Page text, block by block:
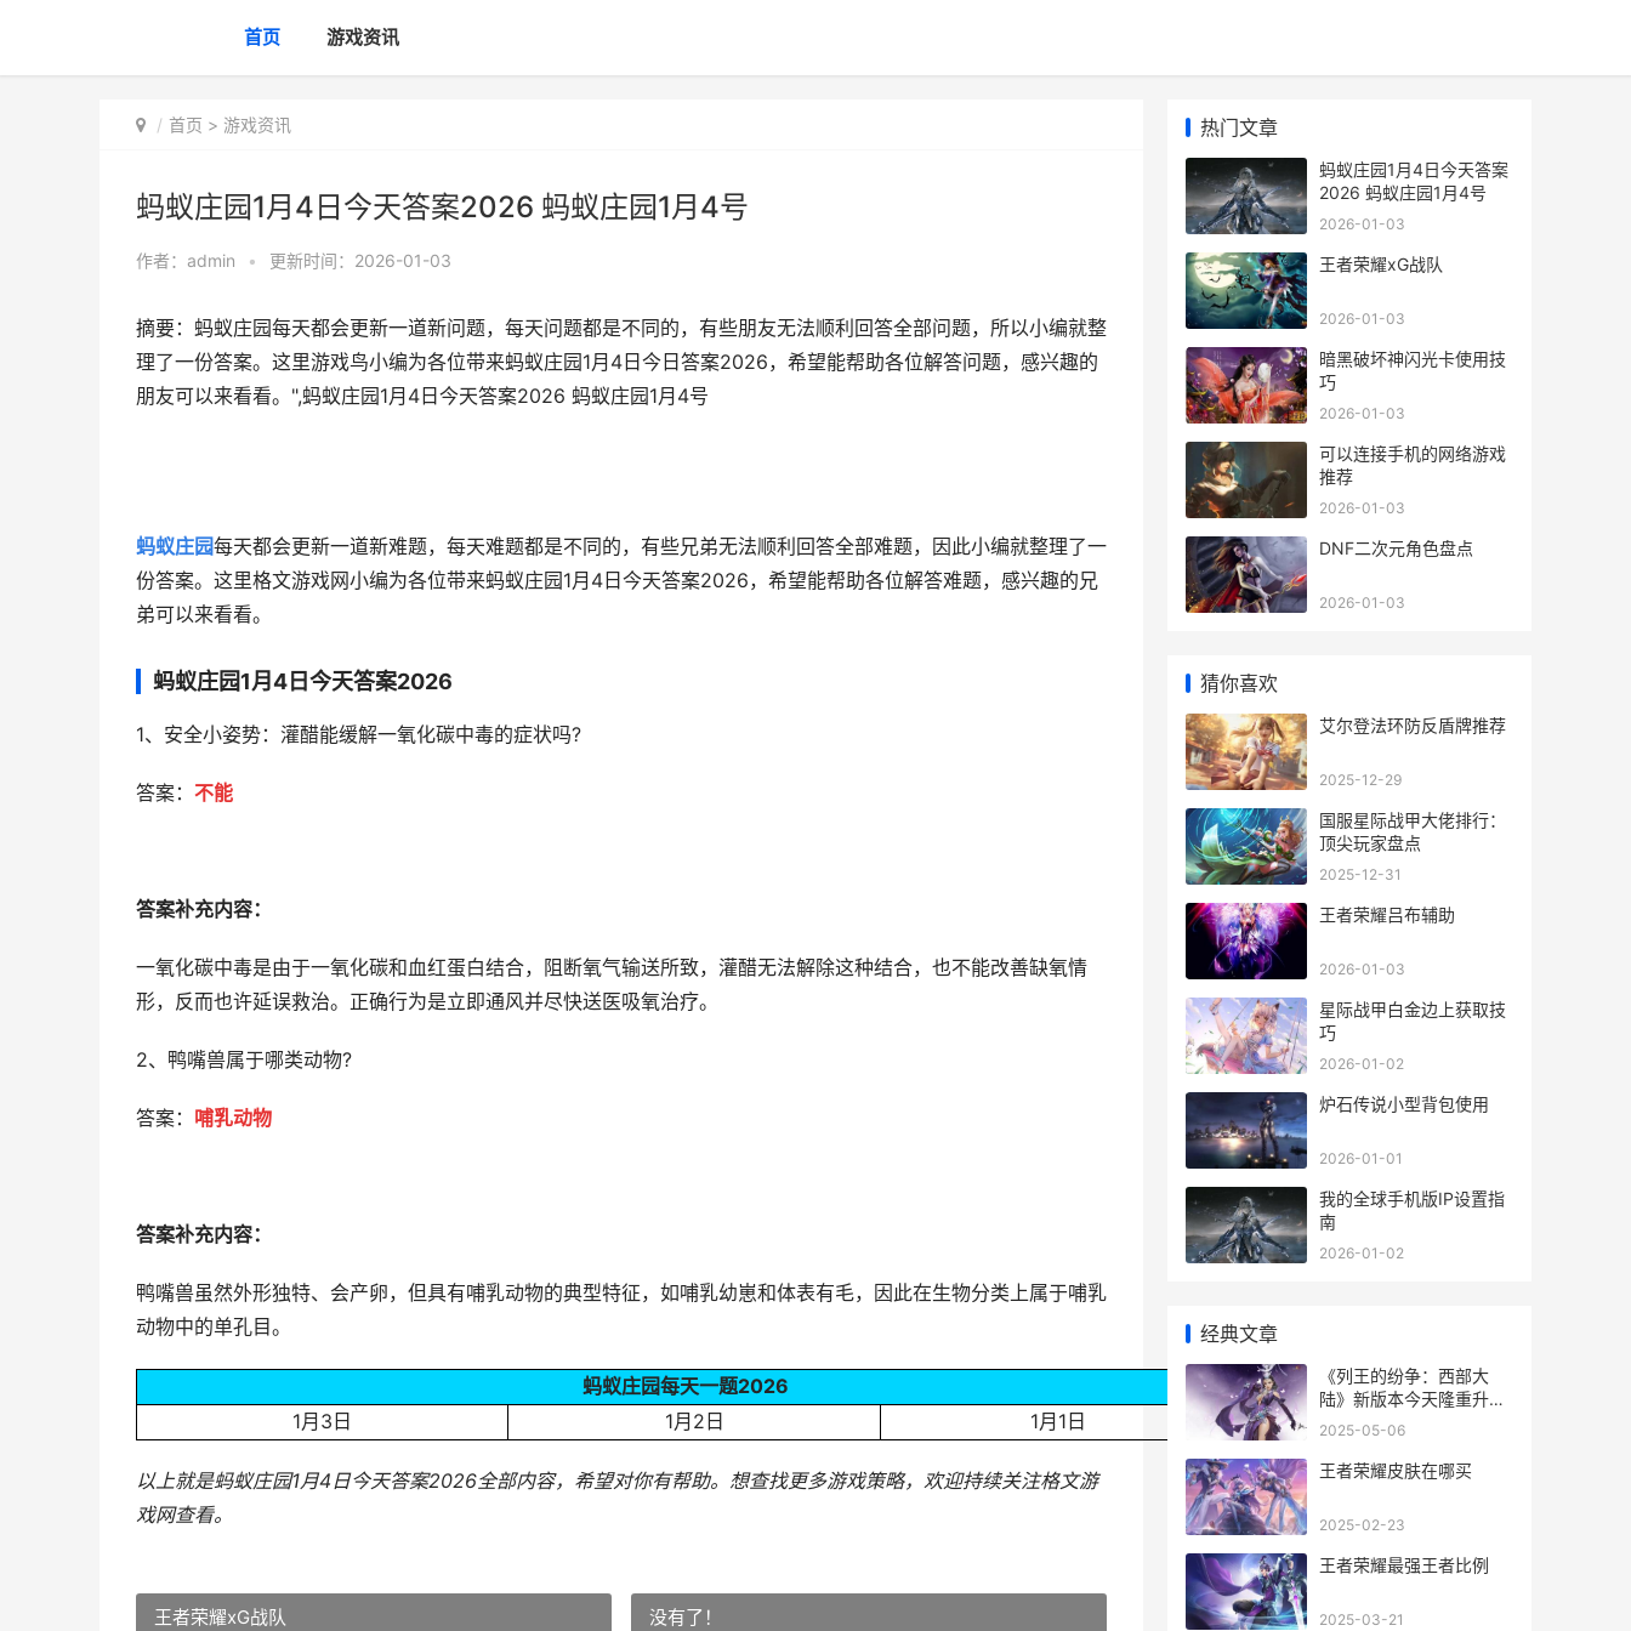
首页 游戏资讯
首页 > 游戏资讯
蚂蚁庄园1月4日今天答案2026 蚂蚁庄园1月4号
作者： admin • 更新时间：2026-01-03
摘要：蚂蚁庄园每天都会更新一道新问题，每天问题都是不同的，有些朋友无法顺利回答全部问题，所以小编就整
理了一份答案。这里游戏鸟小编为各位带来蚂蚁庄园1月4日今日答案2026，希望能帮助各位解答问题，感兴趣的
朋友可以来看看。",蚂蚁庄园1月4日今天答案2026 蚂蚁庄园1月4号
蚂蚁庄园每天都会更新一道新难题，每天难题都是不同的，有些兄弟无法顺利回答全部难题，因此小编就整理了一
份答案。这里格文游戏网小编为各位带来蚂蚁庄园1月4日今天答案2026，希望能帮助各位解答难题，感兴趣的兄
弟可以来看看。
蚂蚁庄园1月4日今天答案2026
1、安全小姿势：灌醋能缓解一氧化碳中毒的症状吗?
答案： 不能
答案补充内容：
一氧化碳中毒是由于一氧化碳和血红蛋白结合，阻断氧气输送所致，灌醋无法解除这种结合，也不能改善缺氧情
形，反而也许延误救治。正确行为是立即通风并尽快送医吸氧治疗。
2、鸭嘴兽属于哪类动物?
答案： 哺乳动物
答案补充内容：
鸭嘴兽虽然外形独特、会产卵，但具有哺乳动物的典型特征，如哺乳幼崽和体表有毛，因此在生物分类上属于哺乳
动物中的单孔目。
蚂蚁庄园每天一题2026
1月3日
1月2日 1月1日
以上就是蚂蚁庄园1月4日今天答案2026全部内容，希望对你有帮助。 想查找更多游戏策略，欢迎持续关注格文游
戏网查看。
王者荣耀xG战队 没有了！
热门文章
蚂蚁庄园1月4日今天答案
2026 蚂蚁庄园1月4号
2026-01-03
王者荣耀xG战队
2026-01-03
暗黑破坏神闪光卡使用技
巧
2026-01-03
可以连接手机的网络游戏
推荐
2026-01-03
DNF二次元角色盘点
2026-01-03
猜你喜欢
艾尔登法环防反盾牌推荐
2025-12-29
国服星际战甲大佬排行：
顶尖玩家盘点
2025-12-31
王者荣耀吕布辅助
2026-01-03
星际战甲白金边上获取技
巧
2026-01-02
炉石传说小型背包使用
2026-01-01
我的全球手机版IP设置指
南
2026-01-02
经典文章
《列王的纷争：西部大
陆》新版本今天隆重升级
开启新服大礼包共襄盛举
2025-05-06
王者荣耀皮肤在哪买
2025-02-23
王者荣耀最强王者比例
2025-03-21